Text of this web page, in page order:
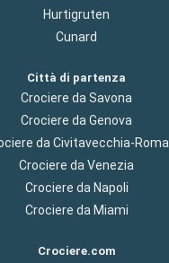
Hurtigruten
Cunard
Città di partenza
Crociere da Savona
Crociere da Genova
da Civitavecchia-Roma
Crociere da Venezia
Crociere da Napoli
Crociere da Miami
Crociere.com